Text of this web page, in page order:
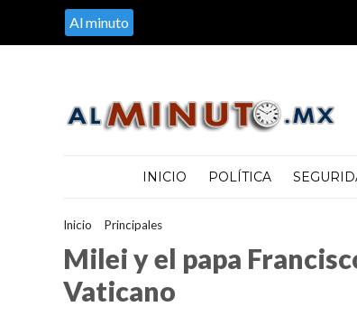
Al minuto
INICIO POLÍTICA
Inicio Principales>
Milei y el papa
Vaticano